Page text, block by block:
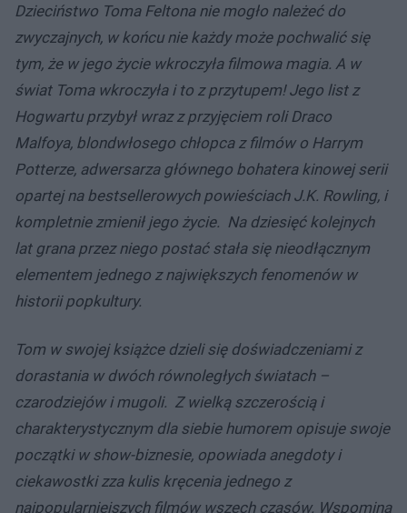
Dzieciństwo Toma Feltona nie mogło należeć do
zwyczajnych, w końcu nie każdy może pochwalić się
tym, że w jego życie wkroczyła filmowa magia. A w
świat Toma wkroczyła i to z przytupem! Jego list z
Hogwartu przybył wraz z przyjęciem roli Draco
Malfoya, blondwłosego chłopca z filmów o Harrym
Potterze, adwersarza głównego bohatera kinowej serii
opartej na bestsellerowych powieściach J.K. Rowling, i
kompletnie zmienił jego życie. Na dziesięć kolejnych
lat grana przez niego postać stała się nieodłącznym
elementem jednego z największych fenomenów w
historii popkultury.
Tom w swojej książce dzieli się doświadczeniami z
dorastania w dwóch równoległych światach –
czarodziejów i mugoli. Z wielką szczerością i
charakterystycznym dla siebie humorem opisuje swoje
początki w show-biznesie, opowiada anegdoty i
ciekawostki zza kulis kręcenia jednego z
najpopularniejszych filmów wszech czasów. Wspomina